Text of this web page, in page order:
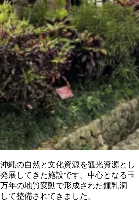
縄の自然と文化資源を観光資源とし
展してきた施設です。中心となる玉
年の地質変動で形成された鍾乳洞
て整備されてきました。